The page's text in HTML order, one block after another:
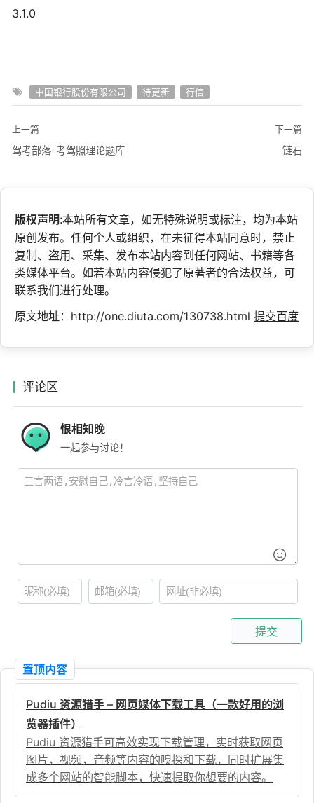
3.1.0
中国银行股份有限公司 待更新 行信
上一篇
驾考部落-考驾照理论题库
下一篇
链石
版权声明:本站所有文章，如无特殊说明或标注，均为本站
原创发布。任何个人或组织，在未征得本站同意时，禁止
复制、盗用、采集、发布本站内容到任何网站、书籍等各
类媒体平台。如若本站内容侵犯了原著者的合法权益，可
联系我们进行处理。
原文地址：http://one.diuta.com/130738.html 提交百度
评论区
恨相知晚
一起参与讨论！
提交
置顶内容
Pudiu 资源猎手 – 网页媒体下载工具（一款好用的浏
览器插件）
Pudiu 资源猎手可高效实现下载管理，实时获取网页
图片，视频，音频等内容的嗅探和下载，同时扩展集
成多个网站的智能脚本，快速提取你想要的内容。